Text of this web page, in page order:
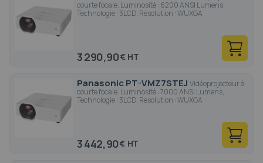
courte focale. Luminosité : 6200 ANSI Lumens,
Technologie : 3LCD, Résolution : WUXGA
3 290,90€
Panasonic PT-VMZ7STEJ Vidéoprojecteur à
courte focale. Luminosité : 7000 ANSI Lumens,
Technologie : 3LCD, Résolution : WUXGA
3 442,90€